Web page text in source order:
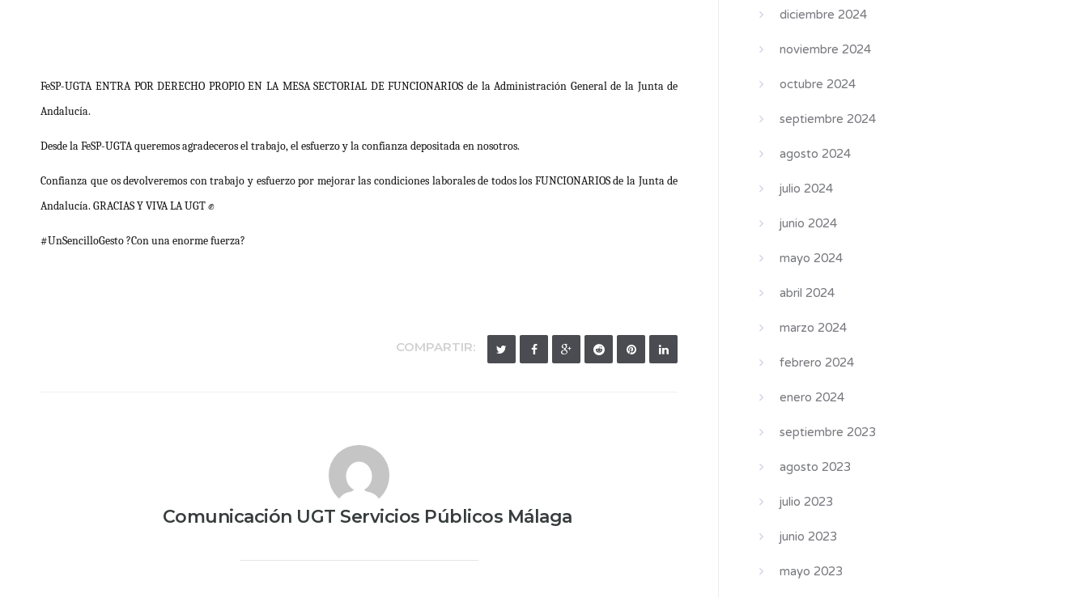
FeSP-UGTA ENTRA POR DERECHO PROPIO EN LA MESA SECTORIAL DE FUNCIONARIOS de la Administración General de la Junta de
Andalucía.
Desde la FeSP-UGTA queremos agradeceros el trabajo, el esfuerzo y la confianza depositada en nosotros.
Confianza que os devolveremos con trabajo y esfuerzo por mejorar las condiciones laborales de todos los FUNCIONARIOS de la Junta de
Andalucía. GRACIAS Y VIVA LA UGT ✊
#UnSencilloGesto ?Con una enorme fuerza?
COMPARTIR:
Comunicación UGT Servicios Públicos Málaga
diciembre 2024
noviembre 2024
octubre 2024
septiembre 2024
agosto 2024
julio 2024
junio 2024
mayo 2024
abril 2024
marzo 2024
febrero 2024
enero 2024
septiembre 2023
agosto 2023
julio 2023
junio 2023
mayo 2023